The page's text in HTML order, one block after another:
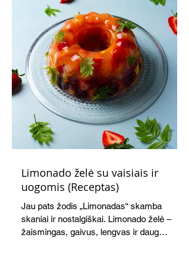
Limonado želė su vaisiais ir
uogomis (Receptas)
Jau pats žodis „Limonadas“ skamba
skaniai ir nostalgiškai. Limonado želė –
žaismingas, gaivus, lengvas ir daug